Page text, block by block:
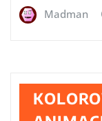
Madman